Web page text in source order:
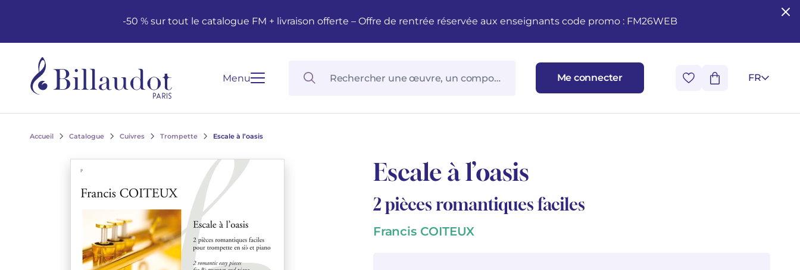
-50 % sur tout le catalogue FM + livraison offerte – Offre de rentrée réservée aux enseignants code promo : FM26WEB
Menu Me connecter FR
Accueil Catalogue Cuivres Trompette Escale à l’oasis
Escale à l’oasis
2 pièces romantiques faciles
Francis COITEUX